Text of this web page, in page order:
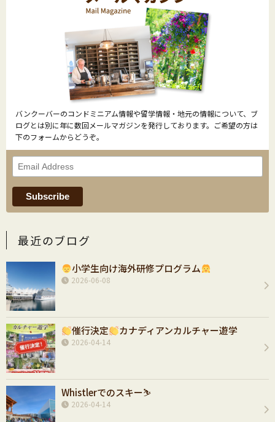
バンクーバーのコンドミニアム情報や留学情報・地元の情報について、ブ
ログとは別に年に数回メールマガジンを発行しております。ご希望の方は
下のフォームからどうぞ。
最近のブログ
小学生向け海外研修プログラム
2026-06-08
催行決定 カナディアンカルチャー遊学
2026-04-14
Whistlerでのスキー⛷️
2026-04-14